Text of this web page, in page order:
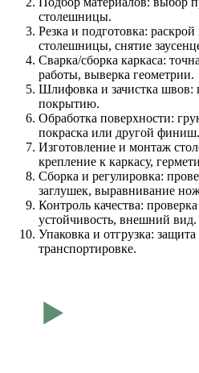
столешницы.
Резка и подготовка: раскрой
столешницы, снятие
Сварка/сборка каркаса:
работы, выверка геометрии.
Шлифовка и зачистка швов:
покрытию.
Обработка поверхности:
покраска или другой финиш.
Изготовление и монтаж
крепление к каркасу,
Сборка и регулировка:
заглушек, выравнивание
Контроль качества:
устойчивость, внешний вид.
Упаковка и отгрузка:
транспортировке.